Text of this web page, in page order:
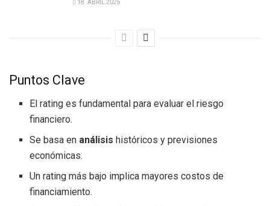
18. ABRIL 2025
Puntos Clave
El rating es fundamental para evaluar el riesgo
financiero.
Se basa en análisis históricos y previsiones
económicas.
Un rating más bajo implica mayores costos de
financiamiento.